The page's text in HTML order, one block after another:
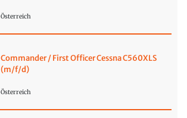
Österreich
Commander / First Officer Cessna C560XLS
(m/f/d)
Österreich